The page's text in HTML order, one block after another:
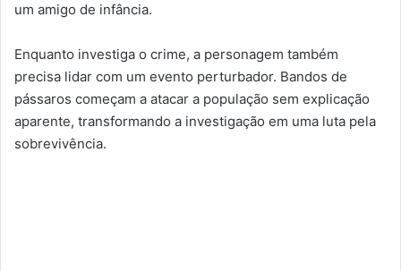
um amigo de infância.
Enquanto investiga o crime, a personagem também
precisa lidar com um evento perturbador. Bandos de
pássaros começam a atacar a população sem explicação
aparente, transformando a investigação em uma luta pela
sobrevivência.